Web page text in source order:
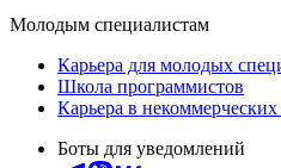
Молодым специалистам
Карьера для молодых
Школа программистов
Карьера в
Боты для уведомлений